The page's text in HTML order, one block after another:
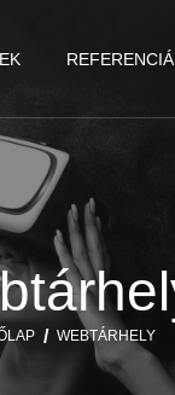
WEBTÁRHELY